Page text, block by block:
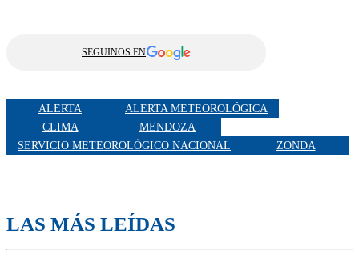
SEGUINOS EN
ALERTA
ALERTA METEOROLÓGICA
CLIMA
MENDOZA
SERVICIO METEOROLÓGICO NACIONAL
ZONDA
LAS MÁS LEÍDAS